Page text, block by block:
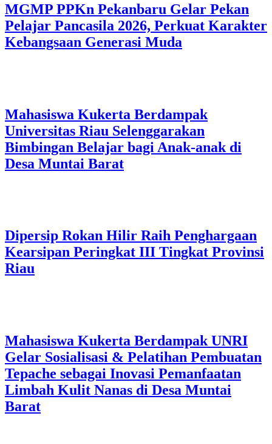
MGMP PPKn Pekanbaru Gelar Pekan
Pelajar Pancasila 2026, Perkuat Karakter
Kebangsaan Generasi Muda
Mahasiswa Kukerta Berdampak
Universitas Riau Selenggarakan
Bimbingan Belajar bagi Anak-anak di
Desa Muntai Barat
Dipersip Rokan Hilir Raih Penghargaan
Kearsipan Peringkat III Tingkat Provinsi
Riau
Mahasiswa Kukerta Berdampak UNRI
Gelar Sosialisasi & Pelatihan Pembuatan
Tepache sebagai Inovasi Pemanfaatan
Limbah Kulit Nanas di Desa Muntai
Barat